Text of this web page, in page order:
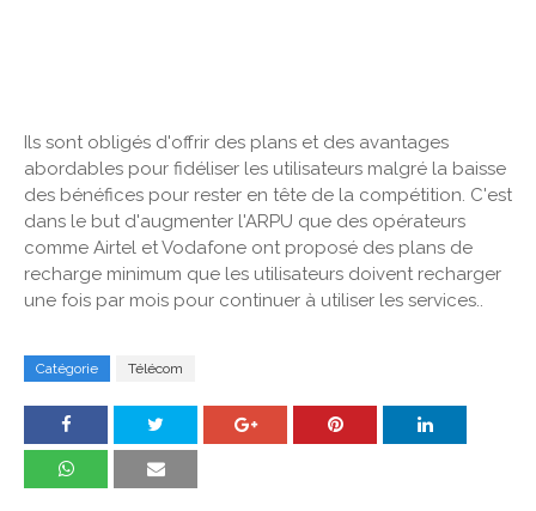
Ils sont obligés d'offrir des plans et des avantages
abordables pour fidéliser les utilisateurs malgré la baisse
des bénéfices pour rester en tête de la compétition. C'est
dans le but d'augmenter l'ARPU que des opérateurs
comme Airtel et Vodafone ont proposé des plans de
recharge minimum que les utilisateurs doivent recharger
une fois par mois pour continuer à utiliser les services..
Catégorie Télécom